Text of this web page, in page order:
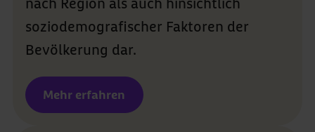
soziodemografischer Faktoren der
Bevölkerung dar.
Mehr erfahren